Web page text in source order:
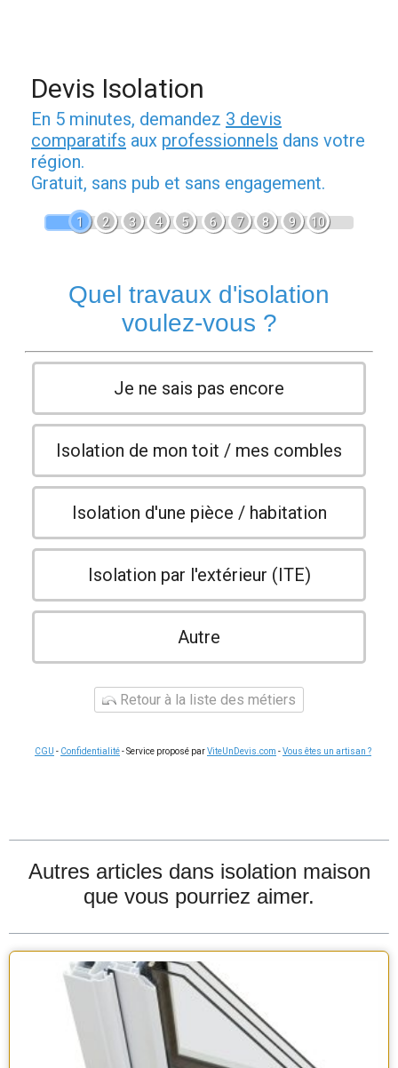
Devis Isolation
En 5 minutes, demandez 3 devis
comparatifs aux professionnels dans votre
région.
Gratuit, sans pub et sans engagement.
1 2 3 4 5 6 7 8 9 10
Quel travaux d'isolation
voulez-vous ?
Je ne sais pas encore
Isolation de mon toit / mes combles
Isolation d'une pièce / habitation
Isolation par l'extérieur (ITE)
Autre
Retour à la liste des métiers
CGU - Confidentialité- Service proposé parViteUnDevis.com -Vous êtes un artisan ?
Autres articles dans isolation maison
que vous pourriez aimer.